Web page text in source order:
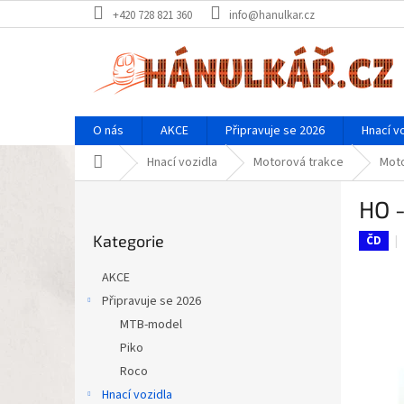
na
+420 728 821 360 info@hanulkar.cz
O nás AKCE Připravuje se 2026 Hnací
Domů Hnací vozidla Motorová trakce
kategorie
Kategorie
AKCE
Připravuje se 2026
MTB-model
Piko
Roco
Hnací vozidla
HO
ČD